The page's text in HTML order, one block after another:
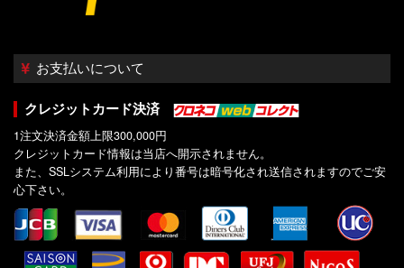
お支払いについて
クレジットカード決済
1注文決済金額上限300,000円
クレジットカード情報は当店へ開示されません。
また、SSLシステム利用により番号は暗号化され送信されますのでご安
心下さい。